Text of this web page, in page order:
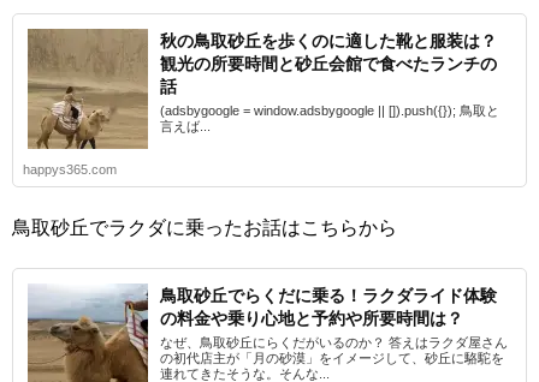
秋の鳥取砂丘を歩くのに適した靴と服装は？
観光の所要時間と砂丘会館で食べたランチの
話
(adsbygoogle = window.adsbygoogle || []).push({}); 鳥取と
言えば...
happys365.com
鳥取砂丘でラクダに乗ったお話はこちらから
鳥取砂丘でらくだに乗る！ラクダライド体験
の料金や乗り心地と予約や所要時間は？
なぜ、鳥取砂丘にらくだがいるのか？ 答えはラクダ屋さん
の初代店主が「月の砂漠」をイメージして、砂丘に駱駝を
連れてきたそうな。そんな...